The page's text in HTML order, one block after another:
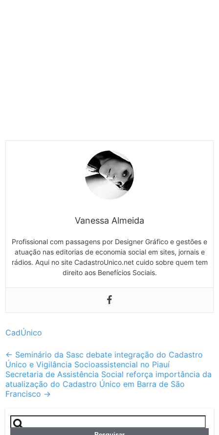
Vanessa Almeida
Profissional com passagens por Designer Gráfico e gestões e
atuação nas editorias de economia social em sites, jornais e
rádios. Aqui no site CadastroUnico.net cuido sobre quem tem
direito aos Benefícios Sociais.
CadÚnico
Post
navigation
← Seminário da Sasc debate integração do Cadastro
Único e Vigilância Socioassistencial no Piauí
Secretaria de Assistência Social reforça importância da
atualização do Cadastro Único em Barra de São
Francisco →
Pesquisar
por: